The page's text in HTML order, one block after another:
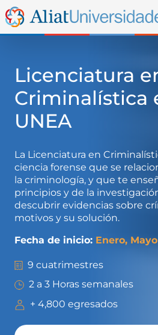
Licenciatura
Criminalística
UNEA
La Licenciatura en
ciencia forense que se
la criminología, y que te
principios y de la
descubrir evidencias sobre
motivos y su solución.
Fecha de inicio: Enero,
9 cuatrimestres
2 a 3 Horas semanales
+ 4,800 egresados